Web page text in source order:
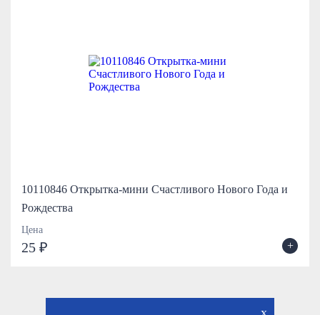
10110846 Открытка-мини Счастливого Нового Года и
Рождества
Цена
25 ₽ +
x